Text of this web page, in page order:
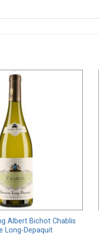
Albert Bichot Chablis
Long-Depaquit